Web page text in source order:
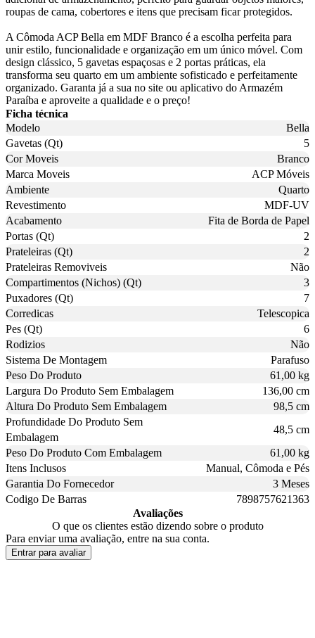
roupas de cama, cobertores e itens que precisam ficar protegidos.
A Cômoda ACP Bella em MDF Branco é a escolha perfeita para
unir estilo, funcionalidade e organização em um único móvel. Com
design clássico, 5 gavetas espaçosas e 2 portas práticas, ela
transforma seu quarto em um ambiente sofisticado e perfeitamente
organizado. Garanta já a sua no site ou aplicativo do Armazém
Paraíba e aproveite a qualidade e o preço!
Ficha técnica
Modelo
Bella
Gavetas (Qt)
5
Cor Moveis
Branco
Marca Moveis
ACP Móveis
Ambiente
Quarto
Revestimento
MDF-UV
Acabamento
Fita de Borda de Papel
Portas (Qt)
2
Prateleiras (Qt)
2
Prateleiras Removiveis
Não
Compartimentos (Nichos) (Qt)
3
Puxadores (Qt)
7
Corredicas
Telescopica
Pes (Qt)
6
Rodizios
Não
Sistema De Montagem
Parafuso
Peso Do Produto
61,00 kg
Largura Do Produto Sem Embalagem
136,00 cm
Altura Do Produto Sem Embalagem
98,5 cm
Profundidade Do Produto Sem
Embalagem
48,5 cm
Peso Do Produto Com Embalagem
61,00 kg
Itens Inclusos
Manual, Cômoda e Pés
Garantia Do Fornecedor
3 Meses
Codigo De Barras
7898757621363
Avaliações
O que os clientes estão dizendo sobre o produto
Para enviar uma avaliação, entre na sua conta.
Entrar para avaliar